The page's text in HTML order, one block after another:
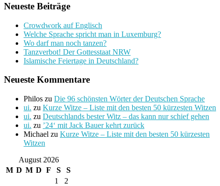
Neueste Beiträge
Crowdwork auf Englisch
Welche Sprache spricht man in Luxemburg?
Wo darf man noch tanzen?
Tanzverbot! Der Gottesstaat NRW
Islamische Feiertage in Deutschland?
Neueste Kommentare
Philos zu Die 96 schönsten Wörter der Deutschen Sprache
ui. zu Kurze Witze – Liste mit den besten 50 kürzesten Witzen
ui. zu Deutschlands bester Witz – das kann nur schief gehen
ui. zu ’24‘ mit Jack Bauer kehrt zurück
Michael zu Kurze Witze – Liste mit den besten 50 kürzesten
Witzen
August 2026
M D M D F S
S
1
2